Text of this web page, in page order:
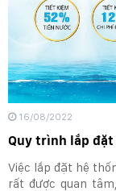
16/08/2022
Quy trình lắp
Việc lắp đặt hệ
rất được quan